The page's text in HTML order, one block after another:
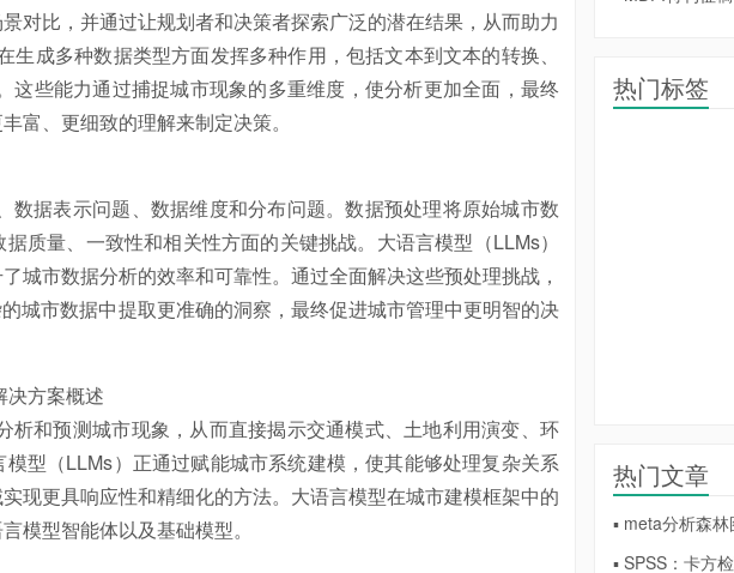
对比，并通过让规划者和决策者探索广泛的潜在结果，从而助力
成多种数据类型方面发挥多种作用，包括文本到文本的转换、
这些能力通过捕捉城市现象的多重维度，使分析更加全面，最终
富、更细致的理解来制定决策。
据表示问题、数据维度和分布问题。数据预处理将原始城市数
质量、一致性和相关性方面的关键挑战。大语言模型（LLMs）
城市数据分析的效率和可靠性。通过全面解决这些预处理挑战，
城市数据中提取更准确的洞察，最终促进城市管理中更明智的决
方案概述
和预测城市现象，从而直接揭示交通模式、土地利用演变、环
型（LLMs）正通过赋能城市系统建模，使其能够处理复杂关系
现更具响应性和精细化的方法。大语言模型在城市建模框架中的
模型智能体以及基础模型。
热门标签
热门文章
▪ meta分析森
▪ SPSS：卡方